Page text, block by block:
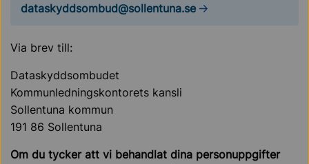
dataskyddsombud@sollentuna.se
Via brev till:
Dataskyddsombudet
Kommunledningskontorets kansli
Sollentuna kommun
191 86 Sollentuna
Om du tycker att vi behandlat dina personuppgifter